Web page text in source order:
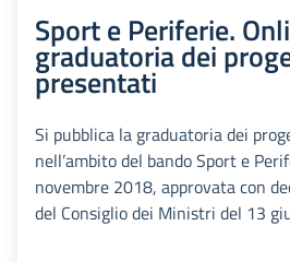
Sport e Periferie.
graduatoria dei
presentati
Si pubblica la graduatoria dei
nell’ambito del bando Sport e
novembre 2018, approvata con
del Consiglio dei Ministri del 13